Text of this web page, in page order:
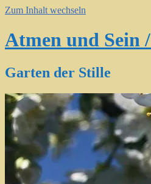
Zum Inhalt wechseln
Atmen und Sein
Garten der Stille